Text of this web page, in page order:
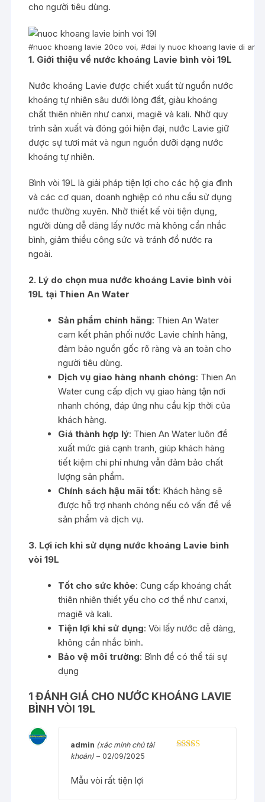
cho người tiêu dùng.
#nuoc khoang lavie 20co voi, #dai ly nuoc khoang lavie di an,
1. Giới thiệu về nước khoáng Lavie bình vòi 19L
Nước khoáng Lavie được chiết xuất từ nguồn nước
khoáng tự nhiên sâu dưới lòng đất, giàu khoáng
chất thiên nhiên như canxi, magiê và kali. Nhờ quy
trình sản xuất và đóng gói hiện đại, nước Lavie giữ
được sự tươi mát và ngun nguồn dưỡi dạng nước
khoáng tự nhiên.
Bình vòi 19L là giải pháp tiện lợi cho các hộ gia đình
và các cơ quan, doanh nghiệp có nhu cầu sử dụng
nước thường xuyên. Nhờ thiết kế vòi tiện dụng,
người dùng dễ dàng lấy nước mà không cần nhắc
bình, giảm thiểu công sức và tránh đổ nước ra
ngoài.
2. Lý do chọn mua nước khoáng Lavie bình vòi
19L tại Thien An Water
Sản phẩm chính hãng: Thien An Water
cam kết phân phối nước Lavie chính hãng,
đảm bảo nguồn gốc rõ ràng và an toàn cho
người tiêu dùng.
Dịch vụ giao hàng nhanh chóng: Thien An
Water cung cấp dịch vụ giao hàng tận nơi
nhanh chóng, đáp ứng nhu cầu kịp thời của
khách hàng.
Giá thành hợp lý: Thien An Water luôn đề
xuất mức giá cạnh tranh, giúp khách hàng
tiết kiệm chi phí nhưng vẫn đảm bảo chất
lượng sản phẩm.
Chính sách hậu mãi tốt: Khách hàng sẽ
được hỗ trợ nhanh chóng nếu có vấn đề về
sản phẩm và dịch vụ.
3. Lợi ích khi sử dụng nước khoáng Lavie bình
vòi 19L
Tốt cho sức khỏe: Cung cấp khoáng chất
thiên nhiên thiết yếu cho cơ thể như canxi,
magiê và kali.
Tiện lợi khi sử dụng: Vòi lấy nước dễ dàng,
không cần nhắc bình.
Bảo vệ môi trường: Bình đề có thể tái sự
dụng
1 ĐÁNH GIÁ CHO NƯỚC KHOÁNG LAVIE
BÌNH VÒI 19L
admin (xác minh chủ tài
khoản) – 02/09/2025
Mẫu vòi rất tiện lợi